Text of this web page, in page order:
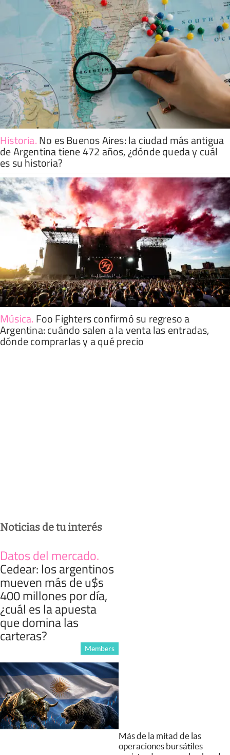
Historia.No es Buenos Aires: la ciudad más antigua
de Argentina tiene 472 años, ¿dónde queda y cuál
es su historia?
Música. Foo Fighters confirmó su regreso a
Argentina: cuándo salen a la venta las entradas,
dónde comprarlas y a qué precio
Noticias de tu interés
Datos del mercado.
Cedear: los argentinos
mueven más de u$s
400 millones por día,
¿cuál es la apuesta
que domina las
carteras?
Members
Más de la mitad de las
operaciones bursátiles